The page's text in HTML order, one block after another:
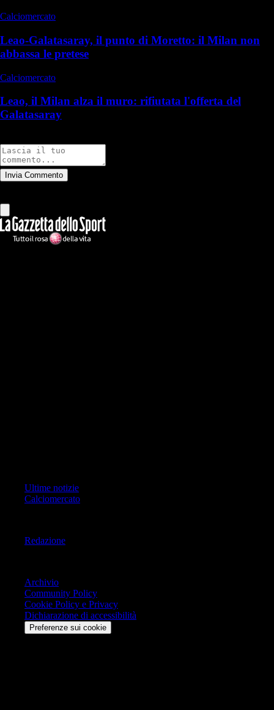
Calciomercato
Leao-Galatasaray, il punto di Moretto: il Milan non
abbassa le pretese
Calciomercato
Leao, il Milan alza il muro: rifiutata l'offerta del
Galatasaray
Invia Commento
Ultime notizie
Calciomercato
Redazione
Archivio
Community Policy
Cookie Policy e Privacy
Dichiarazione di accessibilità
Preferenze sui cookie